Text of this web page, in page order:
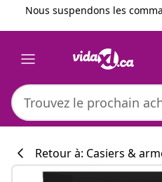
Précédent
Suivant
Nous suspendons les
Retour à: Casiers &